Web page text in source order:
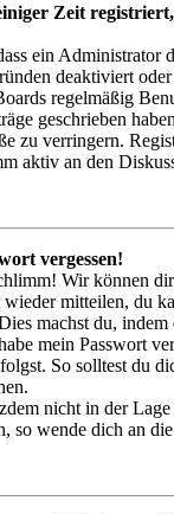
Zeit
ein Administrator
deaktiviert
regelmäßig
geschrieben
zu verringern.
aktiv an den
vergessen!
Wir können
mitteilen, du
machst du,
mein Passwort
So solltest du
nicht in der
so wende dich an